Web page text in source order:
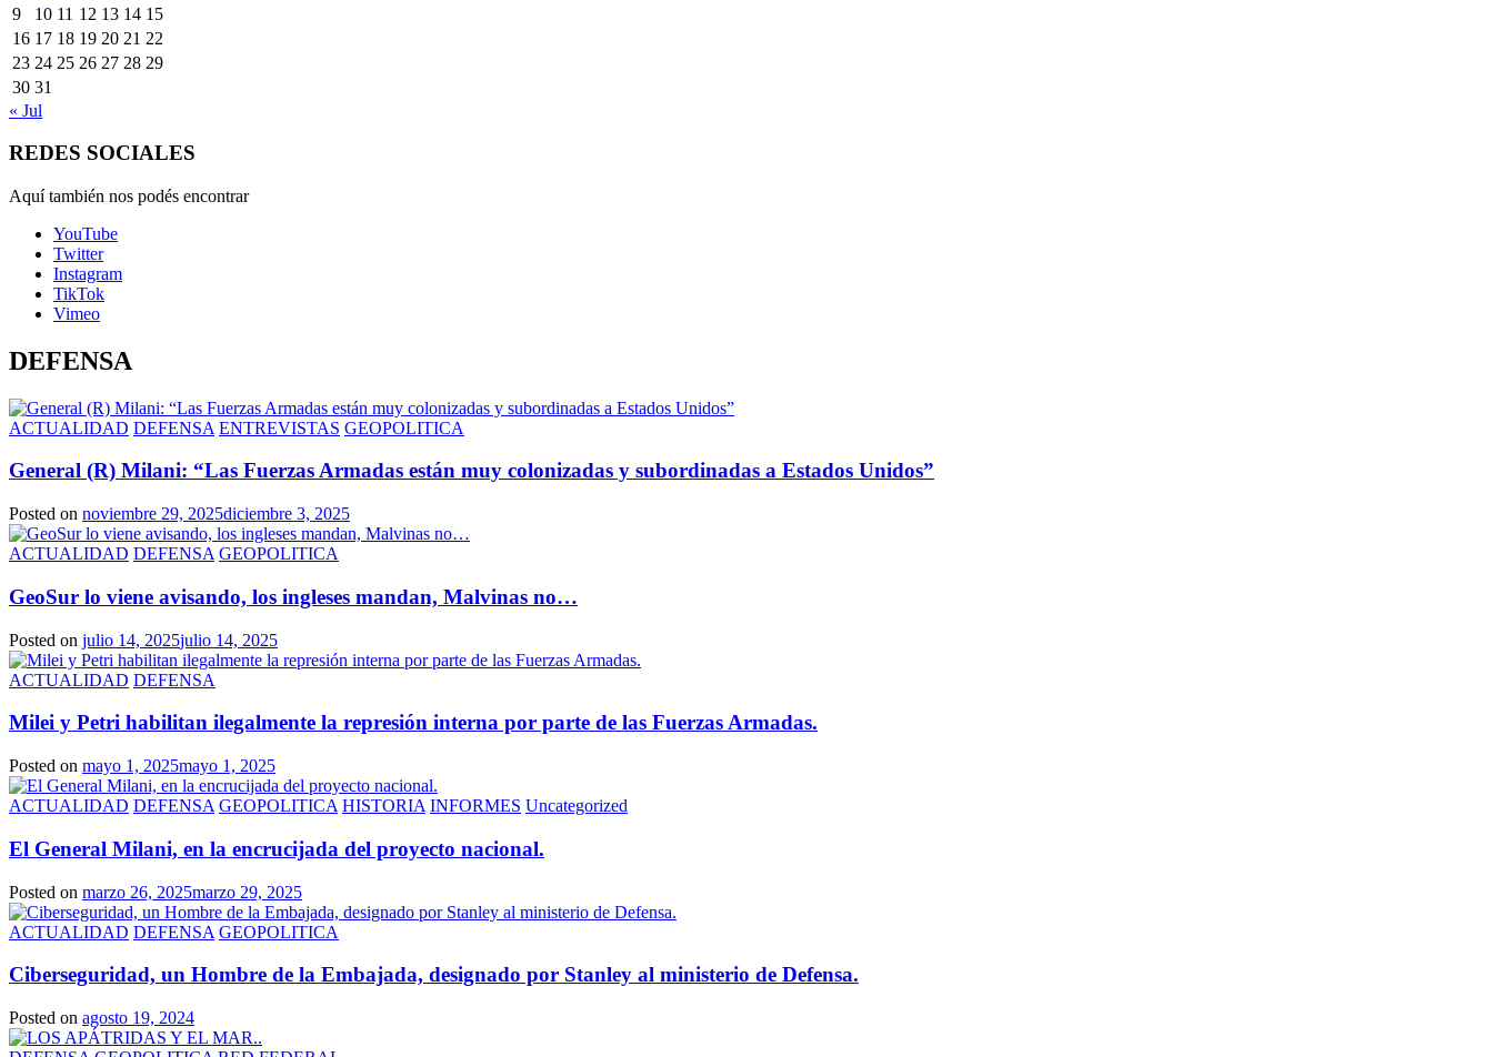
9
10 11 12 13 14 15
16 17 18 19 20 21 22
23 24 25 26 27 28 29
30 31
« Jul
REDES SOCIALES
Aquí también nos podés encontrar
YouTube
Twitter
Instagram
TikTok
Vimeo
DEFENSA
ACTUALIDAD DEFENSA ENTREVISTAS GEOPOLITICA
General (R) Milani: “Las Fuerzas Armadas están muy colonizadas y subordinadas a Estados Unidos”
Posted on noviembre 29, 2025diciembre 3, 2025
ACTUALIDAD DEFENSA GEOPOLITICA
GeoSur lo viene avisando, los ingleses mandan, Malvinas no…
Posted on julio 14, 2025julio 14, 2025
ACTUALIDAD DEFENSA
Milei y Petri habilitan ilegalmente la represión interna por parte de las Fuerzas Armadas.
Posted on mayo 1, 2025mayo 1, 2025
ACTUALIDAD DEFENSA GEOPOLITICA HISTORIA INFORMES Uncategorized
El General Milani, en la encrucijada del proyecto nacional.
Posted on marzo 26, 2025marzo 29, 2025
ACTUALIDAD DEFENSA GEOPOLITICA
Ciberseguridad, un Hombre de la Embajada, designado por Stanley al ministerio de Defensa.
Posted on agosto 19, 2024